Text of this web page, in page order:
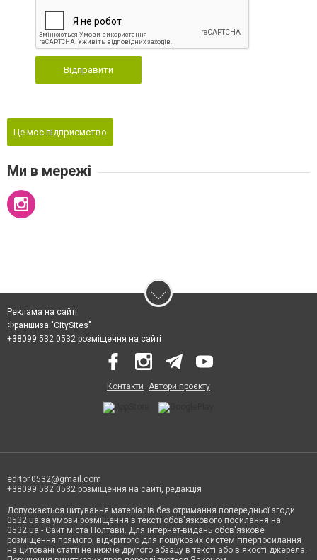
Відправити
Це моє підприємство
Ми в мережі
Реклама на сайті
Франшиза "CitySites"
+38099 532 0532 розміщення на сайті
Контакти Автори проєкту
editor.0532@gmail.com
+38099 532 0532 розміщення на сайті, редакція
Допускається цитування матеріалів без отримання попередньої згоди
0532.ua за умови розміщення в тексті обов'язкового посилання на
0532.ua - Сайт міста Полтави. Для інтернет-видань обов'язкове
розміщення прямого, відкритого для пошукових систем гіперпосилання
на цитовані статті не нижче другого абзацу в тексті або в якості джерела.